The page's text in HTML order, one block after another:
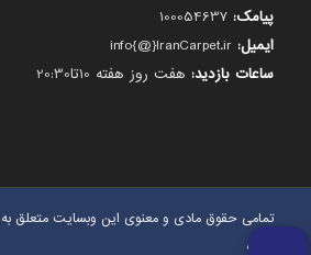
پیامک:
ایمیل:
ساعات بازدید: هفت روز هفته 10تا20:30
تمامی حقوق مادی و معنوی این وبسایت متعلق
است